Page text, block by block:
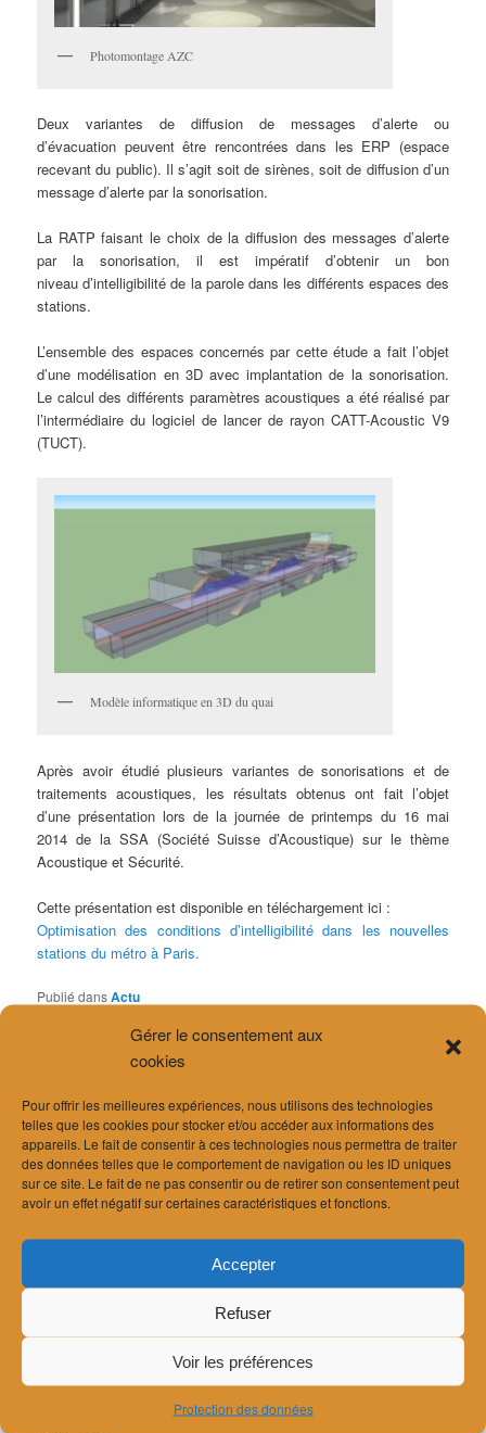
Gérer le consentement aux
cookies
Pour offrir les meilleures expériences, nous utilisons des technologies
telles que les cookies pour stocker et/ou accéder aux informations des
appareils. Le fait de consentir à ces technologies nous permettra de traiter
des données telles que le comportement de navigation ou les ID uniques
sur ce site. Le fait de ne pas consentir ou de retirer son consentement peut
avoir un effet négatif sur certaines caractéristiques et fonctions.
Accepter
Refuser
Voir les préférences
Protection des données
Photomontage AZC
Deux variantes de diffusion de messages d’alerte ou
d’évacuation peuvent être rencontrées dans les ERP (espace
recevant du public). Il s’agit soit de sirènes, soit de diffusion d’un
message d’alerte par la sonorisation.
La RATP faisant le choix de la diffusion des messages d’alerte
par la sonorisation, il est impératif d’obtenir un bon
niveau d’intelligibilité de la parole dans les différents espaces des
stations.
L’ensemble des espaces concernés par cette étude a fait l’objet
d’une modélisation en 3D avec implantation de la sonorisation.
Le calcul des différents paramètres acoustiques a été réalisé par
l’intermédiaire du logiciel de lancer de rayon CATT-Acoustic V9
(TUCT).
Modèle informatique en 3D du quai
Après avoir étudié plusieurs variantes de sonorisations et de
traitements acoustiques, les résultats obtenus ont fait l’objet
d’une présentation lors de la journée de printemps du 16 mai
2014 de la SSA (Société Suisse d’Acoustique) sur le thème
Acoustique et Sécurité.
Cette présentation est disponible en téléchargement ici :
Optimisation des conditions d’intelligibilité dans les nouvelles
stations du métro à Paris.
Publié dansActu
ARTICLES RÉCENTS
A l’écoute de la ville
Balade acoustique à Lausanne
Norme SIA181/1 « Acoustique des salles »
Interview sur les radars antibruit
ARCHIVES
avril 2026